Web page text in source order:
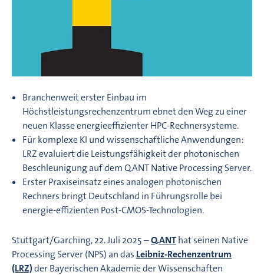
Branchenweit erster Einbau im
Höchstleistungsrechenzentrum ebnet den Weg zu einer
neuen Klasse energieeffizienter HPC-Rechnersysteme.
Für komplexe KI und wissenschaftliche Anwendungen:
LRZ evaluiert die Leistungsfähigkeit der photonischen
Beschleunigung auf dem Q.ANT Native Processing Server.
Erster Praxiseinsatz eines analogen photonischen
Rechners bringt Deutschland in Führungsrolle bei
energie-effizienten Post-CMOS-Technologien.
Stuttgart/Garching, 22. Juli 2025 –Q.ANThat seinen Native
Processing Server (NPS) an das Leibniz-Rechenzentrum
(LRZ)der Bayerischen Akademie der Wissenschaften